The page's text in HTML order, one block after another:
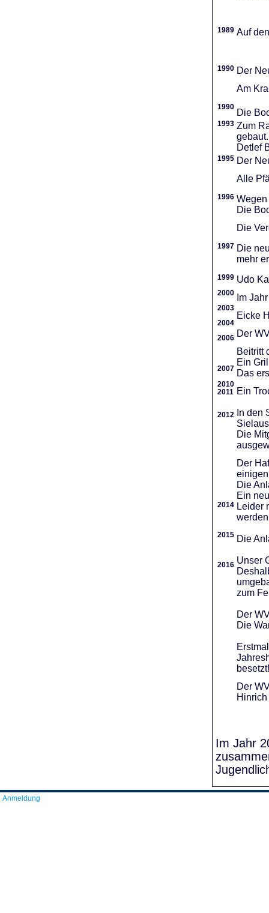
1989 Auf
1990 Der
Am
1990
Die
1993 Zum
gebaut.
Detlef
1995 Der
Alle
1996
Die
Die
1997 Die
mehr
1999
2000
2003
2004
2006
2007
2010
2011
2012
2014
2015
2016
Udo
Im
Eicke
Der
Beitritt
Ein
Das
Ein
In den
Die
Der
Die
Ein
Leider
Die
Unser
zum
Der
Die
besetzt!
Der
Im Jahr
Anmeldung